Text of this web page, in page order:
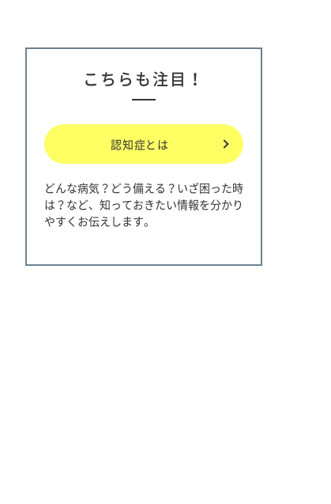
こちらも注目！
認知症とは
どんな病気？どう備える？いざ困った時
は？など、知っておきたい情報を分かり
やすくお伝えします。